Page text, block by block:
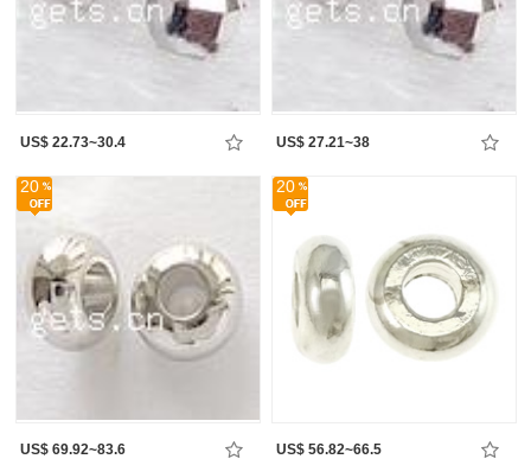
US$ 22.73~30.4 US$ 27.21~38
20
US$ 69.92~83.6
20
US$ 56.82~66.5